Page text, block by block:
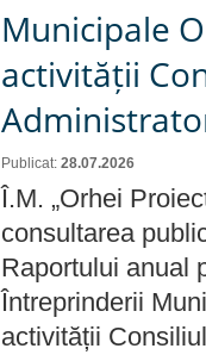
Municipale
activității
Publicat: 28.07.2026
Î.M. „Orhei
consultarea
Raportului anual
Întreprinderii
activității